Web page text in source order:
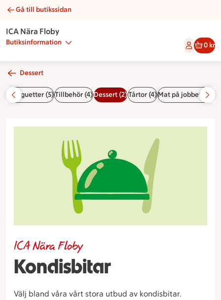
Kondisbitar | Catering ICA Nära Floby
Gå till butikssidan
ICA Nära Floby
Butiksinformation 0 kr
Dessert
baguetter (5)Tillbehör (4)Dessert (2)Tårtor (4)Mat på jobbet (1)
Kondisbitar
ICA Nära Floby
Välj bland våra vårt stora utbud av kondisbitar.